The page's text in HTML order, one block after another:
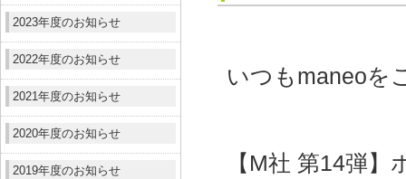
2023年度のお知らせ
2022年度のお知らせ
2021年度のお知らせ
2020年度のお知らせ
2019年度のお知らせ
いつもmaneoを
【M社 第14弾